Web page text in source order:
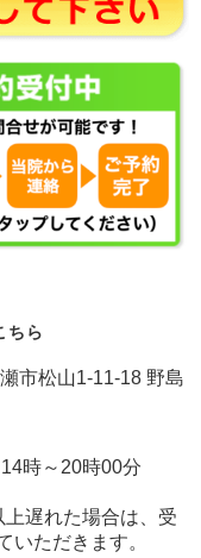
ちら
市松山1-11-18 野島
時～20時00分
遅れた場合は、受
いただきます。